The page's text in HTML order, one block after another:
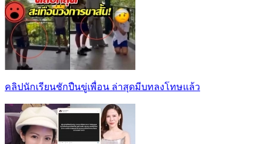
คลิปนักเรียนชักปืนขู่เพื่อน ล่าสุดมีบทลงโทษแล้ว